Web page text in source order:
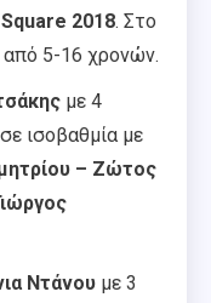
2018. Στο
από 5-16 χρονών.
με 4
ισοβαθμία με
– Ζώτος
Ντάνου με 3